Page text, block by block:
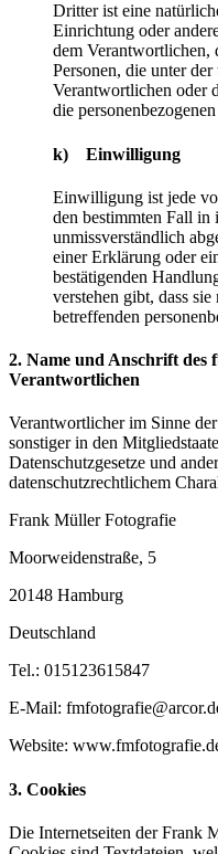
Dritter ist eine
Einrichtung oder
dem Verantwortlichen,
Personen, die unter
Verantwortlichen oder
die
k) Einwilligung
Einwilligung ist jede
den bestimmten Fall in
unmissverständlich
einer Erklärung oder
bestätigenden
verstehen gibt, dass
betreffenden
2. Name und Anschrift des
Verantwortlichen
Verantwortlicher im Sinne
sonstiger in den
Datenschutzgesetze und
datenschutzrechtlichem
Frank Müller Fotografie
Moorweidenstraße, 5
20148 Hamburg
Deutschland
Tel.: 015123615847
E-Mail:
Website:
3. Cookies
Die Internetseiten der Frank